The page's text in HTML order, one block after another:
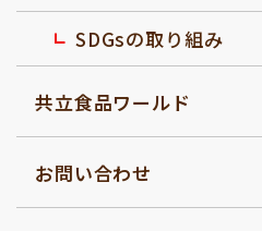
SDGsの取り組み
共立食品ワールド
お問い合わせ